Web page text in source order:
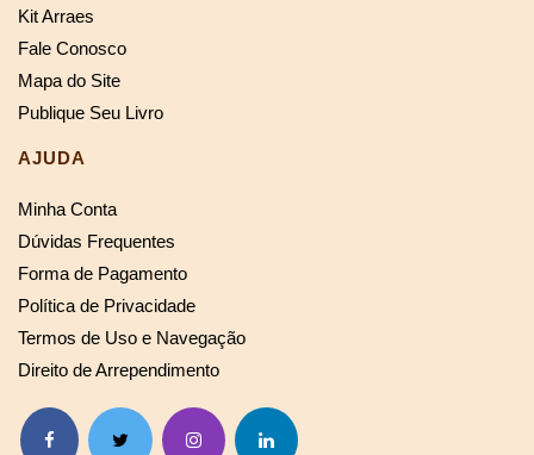
Kit Arraes
Fale Conosco
Mapa do Site
Publique Seu Livro
AJUDA
Minha Conta
Dúvidas Frequentes
Forma de Pagamento
Política de Privacidade
Termos de Uso e Navegação
Direito de Arrependimento